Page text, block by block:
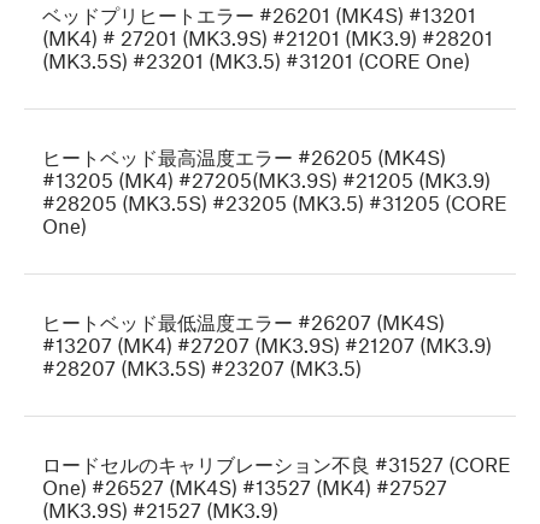
ベッドプリヒートエラー #26201 (MK4S) #13201
(MK4) # 27201 (MK3.9S) #21201 (MK3.9) #28201
(MK3.5S) #23201 (MK3.5) #31201 (CORE One)
ヒートベッド最高温度エラー #26205 (MK4S)
#13205 (MK4) #27205(MK3.9S) #21205 (MK3.9)
#28205 (MK3.5S) #23205 (MK3.5) #31205 (CORE
One)
ヒートベッド最低温度エラー #26207 (MK4S)
#13207 (MK4) #27207 (MK3.9S) #21207 (MK3.9)
#28207 (MK3.5S) #23207 (MK3.5)
ロードセルのキャリブレーション不良 #31527 (CORE
One) #26527 (MK4S) #13527 (MK4) #27527
(MK3.9S) #21527 (MK3.9)